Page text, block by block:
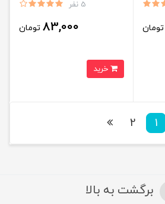
تومان
5 نفر
83,000 تومان
1
2
برگشت به بالا